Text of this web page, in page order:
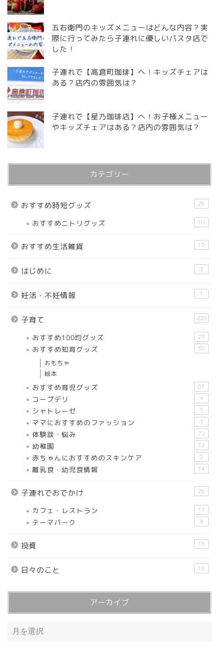
五右衛門のキッズメニューはどんな内容？実
際に行ってみたら子連れに優しいパスタ店で
した！
子連れで【高倉町珈琲】へ！キッズチェアは
ある？店内の雰囲気は？
子連れで【星乃珈琲店】へ！お子様メニュー
やキッズチェアはある？店内の雰囲気は？
カテゴリー
おすすめ時短グッズ 26
おすすめニトリグッズ 10
おすすめ生活雑貨 15
はじめに 3
妊活・不妊情報 1
子育て 220
おすすめ100均グッズ 23
おすすめ知育グッズ 30
おもちゃ
絵本
おすすめ育児グッズ 61
コープデリ 4
シャトレーゼ 5
ママにおすすめのファッション 7
体験談・悩み 72
幼稚園 12
赤ちゃんにおすすめのスキンケア 2
離乳食・幼児食情報 14
子連れでおでかけ 26
カフェ・レストラン 17
テーマパーク 9
投資 15
日々のこと 10
アーカイブ